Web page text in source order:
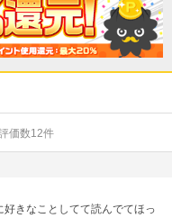
価数12件
きなことしてて読んでてほっ